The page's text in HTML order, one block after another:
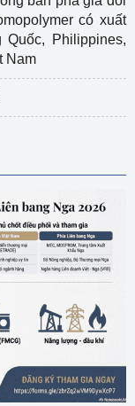
có xuất
Philippines,
Nam